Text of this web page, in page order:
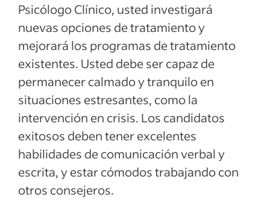
Psicólogo Clínico, usted investigará
nuevas opciones de tratamiento y
mejorará los programas de tratamiento
existentes. Usted debe ser capaz de
permanecer calmado y tranquilo en
situaciones estresantes, como la
intervención en crisis. Los candidatos
exitosos deben tener excelentes
habilidades de comunicación verbal y
escrita, y estar cómodos trabajando con
otros consejeros.